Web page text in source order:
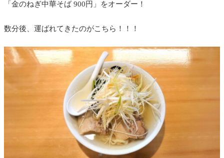
「金のねぎ中華そば 900円」をオーダー！
数分後、運ばれてきたのがこちら！！！